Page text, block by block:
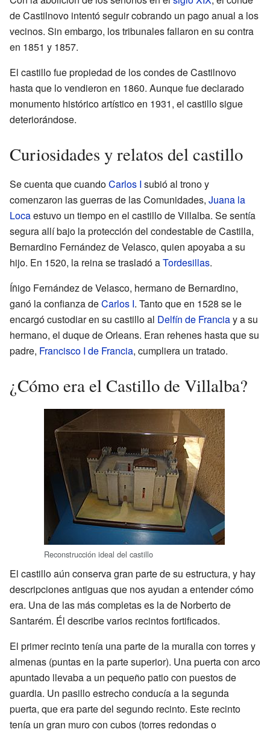
de Castilnovo intentó seguir cobrando un pago anual a los
vecinos. Sin embargo, los tribunales fallaron en su contra
en 1851 y 1857.
El castillo fue propiedad de los condes de Castilnovo
hasta que lo vendieron en 1860. Aunque fue declarado
monumento histórico artístico en 1931, el castillo sigue
deteriorándose.
Curiosidades y relatos del castillo
Se cuenta que cuandoCarlos I subió al trono y
comenzaron las guerras de las Comunidades, Juana la
Locaestuvo un tiempo en el castillo de Villalba. Se sentía
segura allí bajo la protección del condestable de Castilla,
Bernardino Fernández de Velasco, quien apoyaba a su
hijo. En 1520, la reina se trasladó aTordesillas.
Íñigo Fernández de Velasco, hermano de Bernardino,
ganó la confianza deCarlos I. Tanto que en 1528 se le
encargó custodiar en su castillo al Delfín de Franciay a su
hermano, el duque de Orleans. Eran rehenes hasta que su
padre, Francisco I de Francia, cumpliera un tratado.
¿Cómo era el Castillo de Villalba?
Reconstrucción ideal del castillo
El castillo aún conserva gran parte de su estructura, y hay
descripciones antiguas que nos ayudan a entender cómo
era. Una de las más completas es la de Norberto de
Santarém. Él describe varios recintos fortificados.
El primer recinto tenía una parte de la muralla con torres y
almenas (puntas en la parte superior). Una puerta con arco
apuntado llevaba a un pequeño patio con puestos de
guardia. Un pasillo estrecho conducía a la segunda
puerta, que era parte del segundo recinto. Este recinto
tenía un gran muro con cubos (torres redondas o